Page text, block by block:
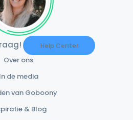
Help Center
Over ons
In de media
van Goboony
& Blog